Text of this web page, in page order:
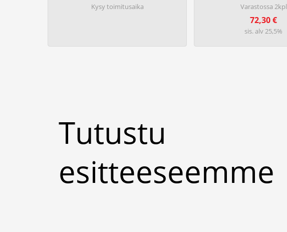
Kysy toimitusaika Varastossa 2kpl
72,30€
sis. alv 25,5%
Tutustu
esitteeseemme